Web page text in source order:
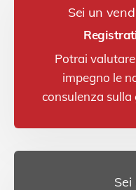
Sei un
Potrai
impegno le
consulenza
Sei